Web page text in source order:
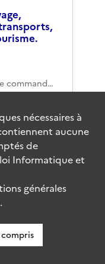
1460INVA/196 (Cote de commande)
nécessaires à
aucune
de
Informatique et
générales
compris